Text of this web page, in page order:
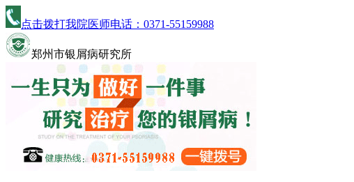
点击拨打我院医师电话： 0371-55159988
郑州市银屑病研究所